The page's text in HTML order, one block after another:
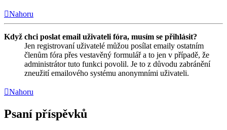
Nahoru
Když chci poslat email uživateli fóra, musím se přihlásit?
Jen registrovaní uživatelé můžou posílat emaily ostatním
členům fóra přes vestavěný formulář a to jen v případě, že
administrátor tuto funkci povolil. Je to z důvodu zabránění
zneužití emailového systému anonymními uživateli.
Nahoru
Psaní příspěvků